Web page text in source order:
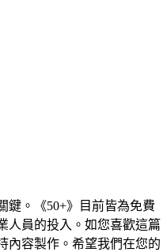
鍵。《50+》目前皆為免費
人員的投入。如您喜歡這篇
內容製作。希望我們在您的